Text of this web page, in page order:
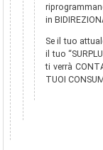
in
Se il tuo
il tuo
ti verrà
TUOI